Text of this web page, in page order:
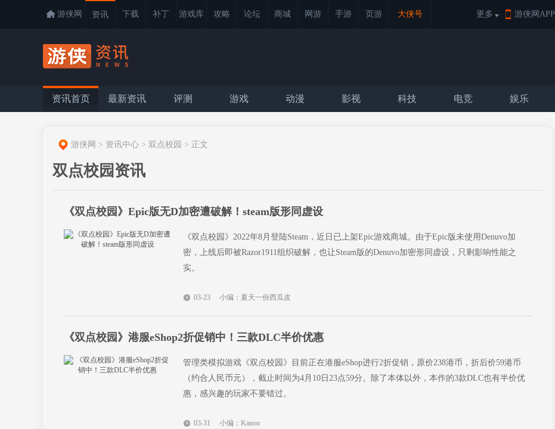
游侠网 资讯 下载 补丁 游戏库 攻略 论坛 商城 网游 手游 页游 大侠号 更多 游侠网APP
资讯首页 最新资讯 评测 游戏 动漫 影视 科技 电竞 娱乐
游侠网 > 资讯中心 > 双点校园 > 正文
双点校园资讯
《双点校园》Epic版无D加密遭破解！steam版形同虚设
《双点校园》2022年8月登陆Steam，近日已上架Epic游戏商城。由于Epic版未使用Denuvo加
密，上线后即被Razor1911组织破解，也让Steam版的Denuvo加密形同虚设，只剩影响性能之
实。
03-23 小编：夏天一份西瓜皮
《双点校园》港服eShop2折促销中！三款DLC半价优惠
管理类模拟游戏《双点校园》目前正在港服eShop进行2折促销，原价238港币，折后价59港币
（约合人民币元），截止时间为4月10日23点59分。除了本体以外，本作的3款DLC也有半价优
惠，感兴趣的玩家不要错过。
03-31 小编：Kanon